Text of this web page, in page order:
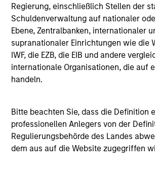
Regierung, einschließlich Stellen der
Schuldenverwaltung auf nationaler
Ebene, Zentralbanken, internationaler
supranationaler Einrichtungen wie die
IWF, die EZB, die EIB und andere
internationale Organisationen, die auf
handeln.
Bitte beachten Sie, dass die Definition
professionellen Anlegers von der
Regulierungsbehörde des Landes
dem aus auf die Website zugegriffen
ARTIKEL
Broad Markets Fixed Income
What should fixed income investors
for the rest of 2026? The Broad
Income team explores the key